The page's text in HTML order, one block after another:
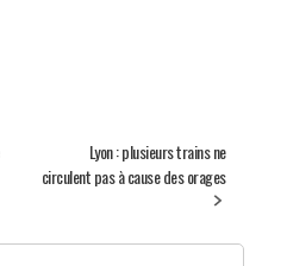
Lyon : plusieurs trains ne
circulent pas à cause des orages